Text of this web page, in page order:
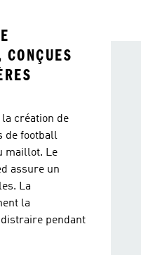
création de
de football
maillot. Le
assure un
La
la
pendant